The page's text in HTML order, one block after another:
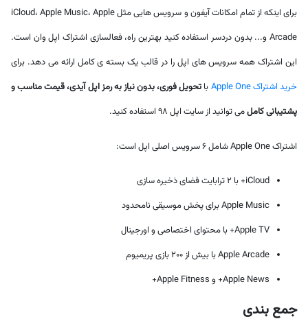
برای اینکه از تمام امکانات آیفون و سرویس هایی مثل iCloud، Apple Music، Apple
Arcade و... بدون دردسر استفاده کنید بهترین راه، فعالسازی اشتراک اپل وان است.
این اشتراک همه سرویس های اپل را در قالب یک بسته ی کامل ارائه می دهد. برای
خرید اشتراک Apple One
با تحویل فوری، بدون نیاز به رمز اپل آیدی، قیمت مناسب و
پشتیبانی کاملمی توانید از سایت اپل 98 استفاده کنید.
اشتراک Apple One شامل 6 سرویس اصلی اپل است:
iCloud+ با 2 ترابایت فضای ذخیره سازی
Apple Music برای پخش موسیقی نامحدود
Apple TV+ با محتوای اختصاصی و اورجینال
Apple Arcade با بیش از ۲۰۰ بازی پریمیوم
Apple News+ و Apple Fitness+
جمع بندی